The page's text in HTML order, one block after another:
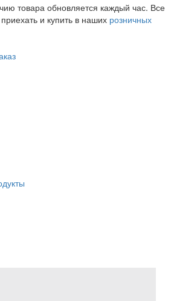
товара обновляется каждый час. Все
и купить в наших розничных